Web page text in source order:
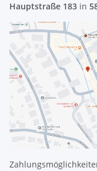
Hauptstraße 183 in